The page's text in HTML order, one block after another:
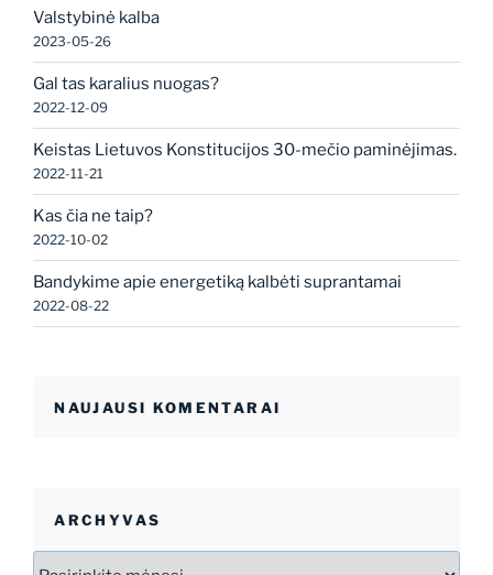
Valstybinė kalba
2023-05-26
Gal tas karalius nuogas?
2022-12-09
Keistas Lietuvos Konstitucijos 30-mečio paminėjimas.
2022-11-21
Kas čia ne taip?
2022-10-02
Bandykime apie energetiką kalbėti suprantamai
2022-08-22
NAUJAUSI KOMENTARAI
ARCHYVAS